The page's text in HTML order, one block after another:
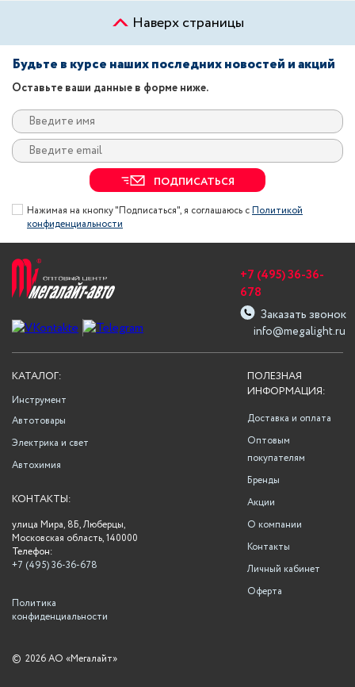
Наверх страницы
Будьте в курсе наших последних новостей и акций
Оставьте ваши данные в форме ниже.
ПОДПИСАТЬСЯ
Нажимая на кнопку "Подписаться", я соглашаюсь сПолитикой
конфиденциальности
info@megalight.ru
+7 (495) 36-36-
678
Заказать звонок
ПОЛЕЗНАЯ
ИНФОРМАЦИЯ:
Доставка и оплата
Оптовым
покупателям
Бренды
Акции
О компании
Контакты
Личный кабинет
Оферта
КАТАЛОГ:
Инструмент
Автотовары
Электрика и свет
Автохимия
КОНТАКТЫ:
улица Мира, 8Б, Люберцы,
Московская область, 140000
Телефон:
+7 (495) 36-36-678
Политика
конфиденциальности
© 2026 АО «Мегалайт»